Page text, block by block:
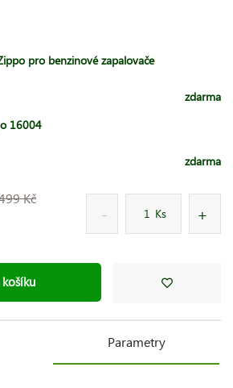
pro benzinové zapalovače
zdarma
16004
zdarma
Kč
Ks
Parametry